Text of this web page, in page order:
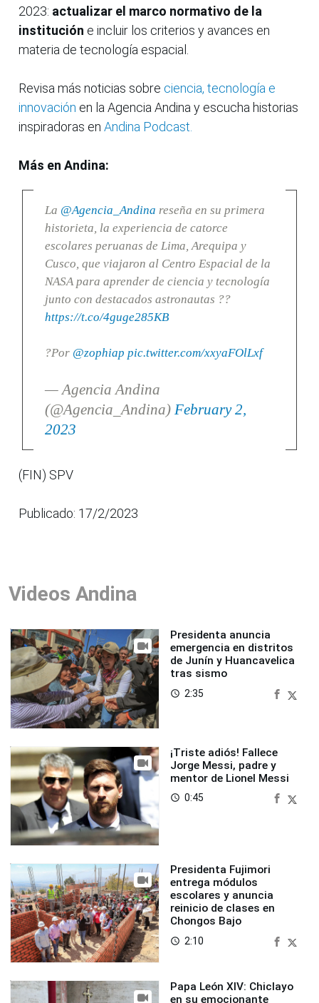
2023: actualizar el marco normativo de la
institución e incluir los criterios y avances en
materia de tecnología espacial.
Revisa más noticias sobre ciencia, tecnología e
innovación en la Agencia Andina y escucha historias
inspiradoras en Andina Podcast.
Más en Andina:
La @Agencia_Andina reseña en su primera
historieta, la experiencia de catorce
escolares peruanas de Lima, Arequipa y
Cusco, que viajaron al Centro Espacial de la
NASA para aprender de ciencia y tecnología
junto con destacados astronautas ??
https://t.co/4guge285KB
?Por @zophiap pic.twitter.com/xxyaFOlLxf
— Agencia Andina
(@Agencia_Andina) February 2,
2023
(FIN) SPV
Publicado: 17/2/2023
Videos Andina
Presidenta anuncia
emergencia en distritos
de Junín y Huancavelica
tras sismo
access_time 2:35
¡Triste adiós! Fallece
Jorge Messi, padre y
mentor de Lionel Messi
access_time 0:45
Presidenta Fujimori
entrega módulos
escolares y anuncia
reinicio de clases en
Chongos Bajo
access_time 2:10
Papa León XIV: Chiclayo
en su emocionante